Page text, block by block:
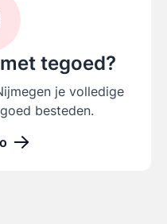
tegoed?
je volledige
besteden.